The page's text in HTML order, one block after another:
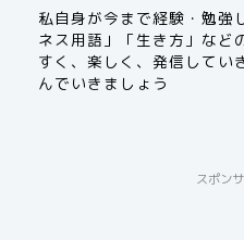
私自身が今まで経験・勉強
ネス用語」「生き方」など
すく、楽しく、発信してい
んでいきましょう
スポン